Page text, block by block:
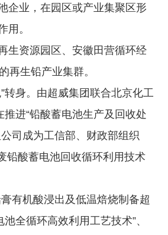
企业，在园区或产业集聚区形
用。
资源园区、安徽田营循环经
再生铅产业集群。
身。由超威集团联合北京化工
进“铅酸蓄电池生产及回收处
司成为工信部、财政部组织
铅酸蓄电池回收循环利用技术
有机酸浸出及低温焙烧制备超
全循环高效利用工艺技术”、